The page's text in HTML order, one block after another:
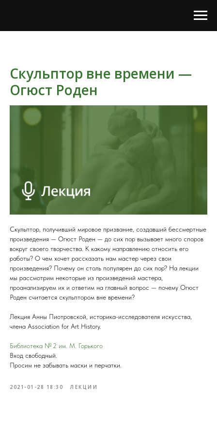
Скульптор вне времени —
Огюст Роден
Скульптор, получивший мировое призвание, создавший бессмертные
произведения — Огюст Роден — до сих пор вызывает много споров
вокруг своего творчества. К какому направлению относить его
работы? О чем хочет рассказать нам мастер через свои
произведения? Почему он столь популярен до сих пор? На лекции
мы рассмотрим некоторые из произведений мастера,
проанализируем их и ответим на главный вопрос — почему Огюст
Роден считается скульптором вне времени?
Лекция Анны Пиотровской, историка-исследователя искусства,
члена Association for Art History.
Библиотека № 2 им. М. Горького
Вход свободный.
Просим не забывать маски и перчатки.
2021-01-28 18:30 ЛЕКЦИИ